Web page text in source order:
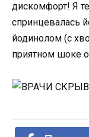
дискомфорт! Я
спринцевалась
йодинолом (с
приятном шоке